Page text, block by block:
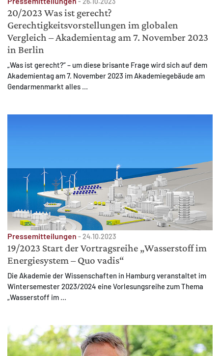
20/2023 Was ist gerecht?
Gerechtigkeitsvorstellungen im globalen
Vergleich – Akademientag am 7. November 2023
in Berlin
„Was ist gerecht?“ – um diese brisante Frage wird sich auf dem
Akademientag am 7. November 2023 im Akademiegebäude am
Gendarmenmarkt alles ...
Pressemitteilungen - 24.10.2023
19/2023 Start der Vortragsreihe „Wasserstoff im
Energiesystem – Quo vadis“
Die Akademie der Wissenschaften in Hamburg veranstaltet im
Wintersemester 2023/2024 eine Vorlesungsreihe zum Thema
„Wasserstoff im ...